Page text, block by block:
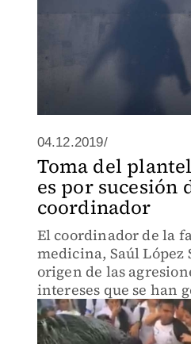
04.12.2019/
Toma del
es por sucesión
coordinador
El coordinador de la
medicina, Saúl López
origen de las
intereses que se han
a la sucesión de la